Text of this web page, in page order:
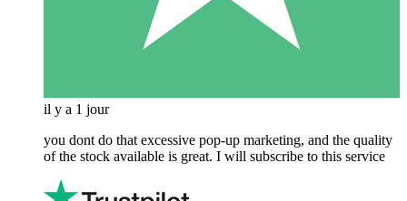
il y a 1 jour
you dont do that excessive pop-up marketing, and the quality
of the stock available is great. I will subscribe to this service